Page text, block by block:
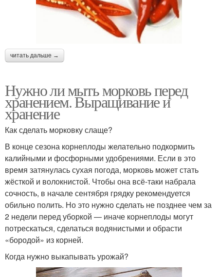
читать дальше →
Нужно ли мыть морковь перед
хранением. Выращивание и
хранение
Как сделать морковку слаще?
В конце сезона корнеплоды желательно подкормить
калийными и фосфорными удобрениями. Если в это
время затянулась сухая погода, морковь может стать
жёсткой и волокнистой. Чтобы она всё-таки набрала
сочность, в начале сентября грядку рекомендуется
обильно полить. Но это нужно сделать не позднее чем за
2 недели перед уборкой — иначе корнеплоды могут
потрескаться, сделаться водянистыми и обрасти
«бородой» из корней.
Когда нужно выкапывать урожай?